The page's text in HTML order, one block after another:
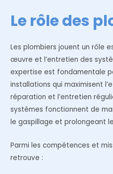
Le rôle des
Les plombiers jouent un rôle
œuvre et l’entretien des
expertise est fondamentale
installations qui maximisent
réparation et l’entretien
systèmes fonctionnent de
le gaspillage et prolongeant
Parmi les compétences et
retrouve :